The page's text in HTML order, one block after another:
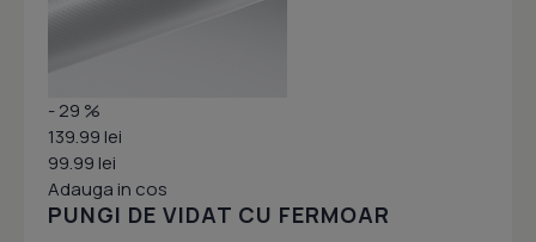
- 29 %
139.99 lei
99.99 lei
Adauga in cos
PUNGI DE VIDAT CU FERMOAR